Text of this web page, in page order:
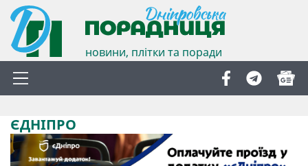
новини, плітки та поради
ЄДНІПРО